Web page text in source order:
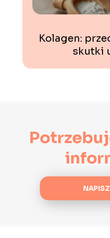
Kolagen:
skutki